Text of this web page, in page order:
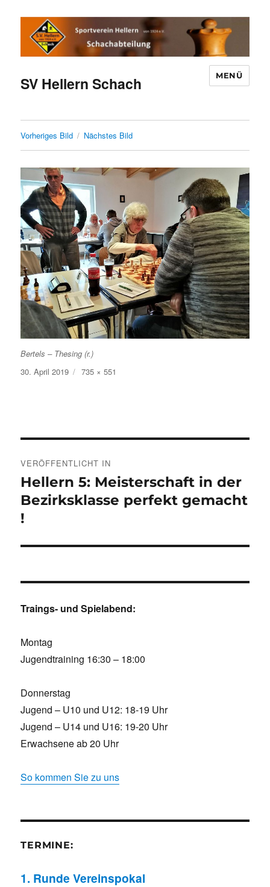
SV Hellern Schach MENÜ
Vorheriges Bild Nächstes Bild
Bertels – Thesing (r.)
Veröffentlicht
30. April 2019 Volle
735 × 551
VERÖFFENTLICHT IN
Hellern 5: Meisterschaft in der
Bezirksklasse perfekt gemacht
!
Traings- und Spielabend:
Montag
Jugendtraining 16:30 – 18:00
Donnerstag
Jugend – U10 und U12: 18-19 Uhr
Jugend – U14 und U16: 19-20 Uhr
Erwachsene ab 20 Uhr
So kommen Sie zu uns
TERMINE:
1. Runde Vereinspokal